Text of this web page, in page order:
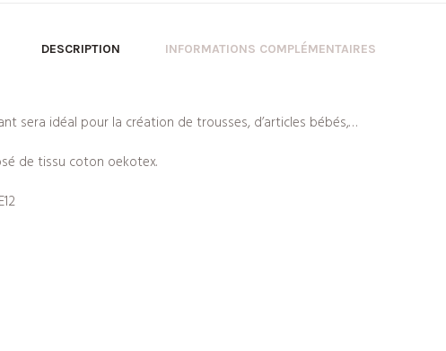
DESCRIPTION INFORMATIONS COMPLÉMENTAIRES
sera idéal pour la création de trousses, d’articles bébés,…
de tissu coton oekotex.